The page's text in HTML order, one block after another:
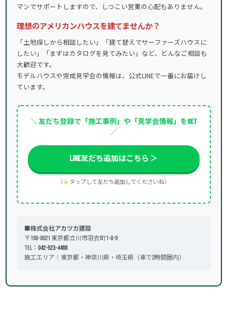
マンでサポートしますので、しつこい営業の心配もありません。
理想のアメリカンハウスを建てませんか？
「土地探しから相談したい」「建て替えでサーファーズハウスに
したい」「まずはカタログを見てみたい」など、どんなご相談も
大歓迎です。
モデルハウスや完成見学会の情報は、公式LINEで一番にお届けし
ています。
＼ 友だち登録で「施工事例」や「見学会情報」をGET
／
LINE友だち追加はこちら ＞
（ タップして友だち追加してくださいね）
■株式会社アカツカ建設
〒190-0021 東京都立川市羽衣町1-8-9
TEL： 042-523-4488
施工エリア：東京都・神奈川県・埼玉県（車で2時間圏内）